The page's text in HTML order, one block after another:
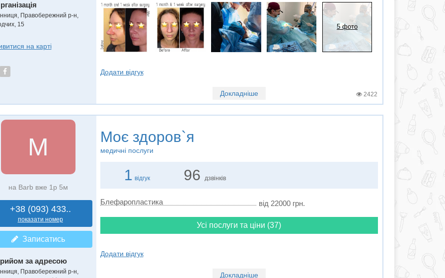
Правобережний р-н,
15
на карті
5 фото
Додати відгук
Докладніше 2422
М
на Barb вже 1р 5м
+38 (093) 433..
показати номер
Записатись
за адресою
Правобережний р-н,
Моє здоров`я
медичні послуги
1 відгук 96 дзвінків
Блефаропластика від 22000 грн.
Усі послуги та ціни (37)
Додати відгук
Докладніше